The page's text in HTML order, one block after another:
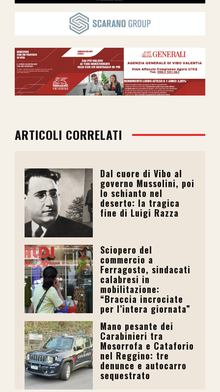
ARTICOLI CORRELATI
Dal cuore di Vibo al
governo Mussolini, poi
lo schianto nel
deserto: la tragica
fine di Luigi Razza
Sciopero del
commercio a
Ferragosto, sindacati
calabresi in
mobilitazione:
“Braccia incrociate
per l’intera giornata”
Mano pesante dei
Carabinieri tra
Mosorrofa e Cataforio
nel Reggino: tre
denunce e autocarro
sequestrato